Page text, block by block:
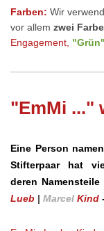
Farben: Wir
vor allem zwei
Engagement, "Grün"
"EmMi ..."
Eine Person
Stifterpaar hat
deren Namensteile
Lueb | Marcel Kind